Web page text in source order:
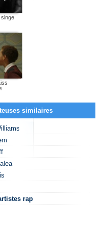
singe
similaires
rap